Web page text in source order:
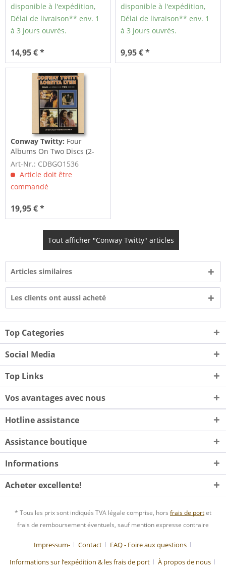
disponible à l'expédition,
Délai de livraison** env. 1
à 3 jours ouvrés.
14,95 € *
disponible à l'expédition,
Délai de livraison** env. 1
à 3 jours ouvrés.
9,95 € *
Conway Twitty: Four
Albums On Two Discs (2-
CD)
Art-Nr.: CDBGO1536
Article doit être
commandé
19,95 € *
Tout afficher "Conway Twitty" articles
Articles similaires
Les clients ont aussi acheté
Top Categories
Social Media
Top Links
Vos avantages avec nous
Hotline assistance
Assistance boutique
Informations
Acheter excellente!
* Tous les prix sont indiqués TVA légale comprise, hors frais de portet
frais de remboursement éventuels, sauf mention expresse contraire
Impressum- Contact
FAQ - Foire aux questions
Informations sur l’expédition & les frais de port
À propos de nous